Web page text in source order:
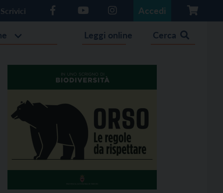
Scrivici Accedi
Leggi online Cerca